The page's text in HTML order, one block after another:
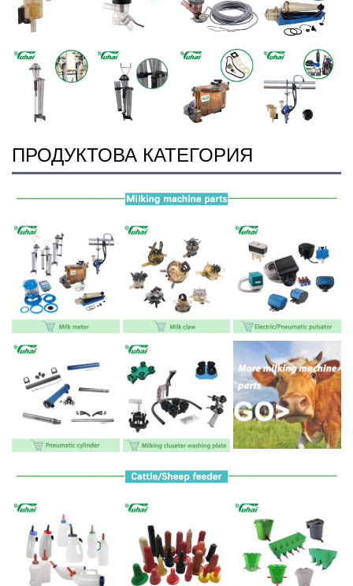
ПРОДУКТОВА КАТЕГОРИЯ